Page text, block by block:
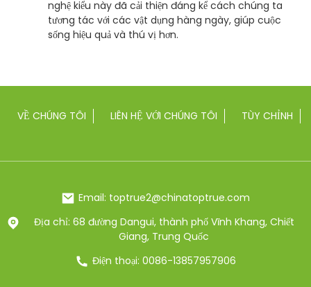
nghệ kiểu này đã cải thiện đáng kể cách chúng ta
tương tác với các vật dụng hàng ngày, giúp cuộc
sống hiệu quả và thú vị hơn.
VỀ CHÚNG TÔI LIÊN HỆ VỚI CHÚNG TÔI TÙY CHỈNH
Email: toptrue2@chinatoptrue.com
Địa chỉ: 68 đường Dangui, thành phố Vĩnh Khang, Chiết
Giang, Trung Quốc
Điện thoại: 0086-13857957906